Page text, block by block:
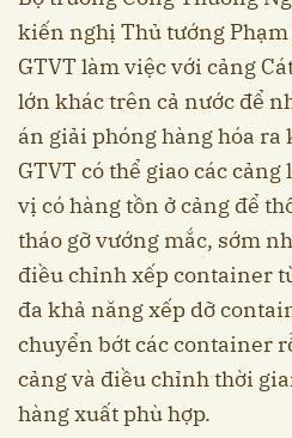
kiến nghị Thủ tướng
GTVT làm việc với cảng
lớn khác trên cả nước để
án giải phóng hàng hóa ra
GTVT có thể giao các
vị có hàng tồn ở cảng để
tháo gỡ vướng mắc, sớm
điều chỉnh xếp container
đa khả năng xếp dỡ
chuyển bớt các container
cảng và điều chỉnh thời
hàng xuất phù hợp.